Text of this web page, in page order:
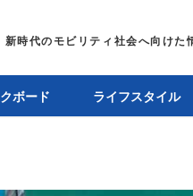
ボード ライフスタイル